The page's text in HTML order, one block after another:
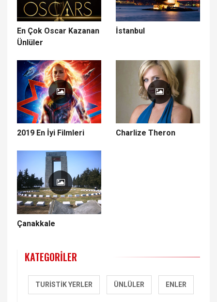
En Çok Oscar Kazanan
Ünlüler
İstanbul
2019 En İyi Filmleri Charlize Theron
Çanakkale
KATEGORILER
TURISTIK YERLER ÜNLÜLER ENLER